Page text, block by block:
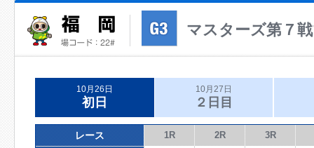
マスターズ第７
10月26日
初日
10月27日
２日目
レース 1R 2R 3R